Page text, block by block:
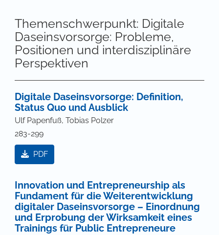
Themenschwerpunkt: Digitale
Daseinsvorsorge: Probleme,
Positionen und interdisziplinäre
Perspektiven
Digitale Daseinsvorsorge: Definition,
Status Quo und Ausblick
Ulf Papenfuß, Tobias Polzer
283-299
PDF
Innovation und Entrepreneurship als
Fundament für die Weiterentwicklung
digitaler Daseinsvorsorge – Einordnung
und Erprobung der Wirksamkeit eines
Trainings für Public Entrepreneure